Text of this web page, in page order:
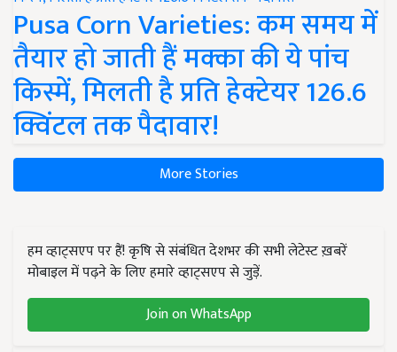
Pusa Corn Varieties: कम समय में
तैयार हो जाती हैं मक्का की ये पांच
किस्में, मिलती है प्रति हेक्टेयर 126.6
क्विंटल तक पैदावार!
More Stories
हम व्हाट्सएप पर हैं! कृषि से संबंधित देशभर की सभी लेटेस्ट ख़बरें
मोबाइल में पढ़ने के लिए हमारे व्हाट्सएप से जुड़ें.
Join on WhatsApp